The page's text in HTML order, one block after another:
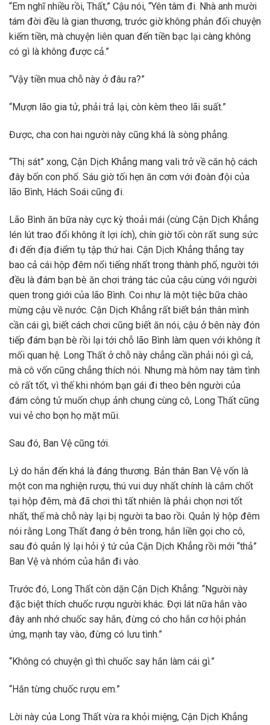
“Em nghĩ nhiều rồi, Thất,” Cậu nói, “Yên tâm đi. Nhà anh mười
tám đời đều là gian thương, trước giờ không phản đối chuyện
kiếm tiền, mà chuyện liên quan đến tiền bạc lại càng không
có gì là không được cả.”
“Vậy tiền mua chỗ này ở đâu ra?”
“Mượn lão gia tử, phải trả lại, còn kèm theo lãi suất.”
Được, cha con hai người này cũng khá là sòng phẳng.
“Thị sát” xong, Cận Dịch Khẳng mang vali trở về căn hộ cách
đây bốn con phố. Sáu giờ tối hẹn ăn cơm với đoàn đội của
lão Bình, Hách Soái cũng đi.
Lão Bình ăn bữa này cực kỳ thoải mái (cùng Cận Dịch Khẳng
lén lút trao đổi không ít lợi ích), chín giờ tối còn rất sung sức
đi đến địa điểm tụ tập thứ hai. Cận Dịch Khẳng thẳng tay
bao cả cái hộp đêm nổi tiếng nhất trong thành phố, người tới
đều là đám bạn bè ăn chơi tráng tác của cậu cùng với người
quen trong giới của lão Bình. Coi như là một tiệc bữa chào
mừng cậu về nước. Cận Dịch Khẳng rất biết bản thân mình
cần cái gì, biết cách chơi cũng biết ăn nói, cậu ở bên này đón
tiếp đám bạn bè rồi lại tới chỗ lão Bình làm quen với không ít
mối quan hệ. Long Thất ở chỗ này chẳng cần phải nói gì cả,
mà cô vốn cũng chẳng thích nói. Nhưng mà hôm nay tâm tình
cô rất tốt, vì thế khi nhóm bạn gái đi theo bên người của
đám công tử muốn chụp ảnh chung cùng cô, Long Thất cũng
vui vẻ cho bọn họ mặt mũi.
Sau đó, Ban Vệ cũng tới.
Lý do hắn đến khá là đáng thương. Bản thân Ban Vệ vốn là
một con ma nghiện rượu, thú vui duy nhất chính là cắm chốt
tại hộp đêm, mà đã chơi thì tất nhiên là phải chọn nơi tốt
nhất, thế mà chỗ này lại bị người ta bao rồi. Quản lý hộp đêm
nói rằng Long Thất đang ở bên trong, hắn liền gọi cho cô,
sau đó quản lý lại hỏi ý tứ của Cận Dịch Khẳng rồi mới “thả”
Ban Vệ và nhóm của hắn đi vào.
Trước đó, Long Thất còn dặn Cận Dịch Khẳng: “Người này
đặc biệt thích chuốc rượu người khác. Đợi lát nữa hắn vào
đây anh nhớ chuốc say hắn, đừng có cho hắn cơ hội phản
ứng, mạnh tay vào, đừng có lưu tình.”
“Không có chuyện gì thì chuốc say hắn làm cái gì.”
“Hắn từng chuốc rượu em.”
Lời này của Long Thất vừa ra khỏi miệng, Cận Dịch Khẳng